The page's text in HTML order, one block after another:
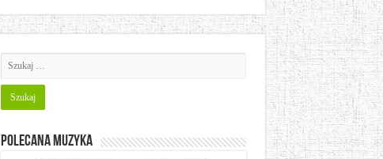
Polecana muzyka